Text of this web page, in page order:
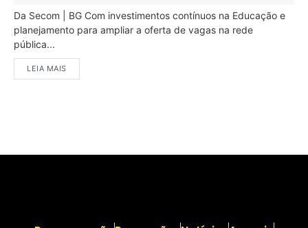
Da Secom | BG Com investimentos contínuos na Educação e
planejamento para ampliar a oferta de vagas na rede
pública...
LEIA MAIS